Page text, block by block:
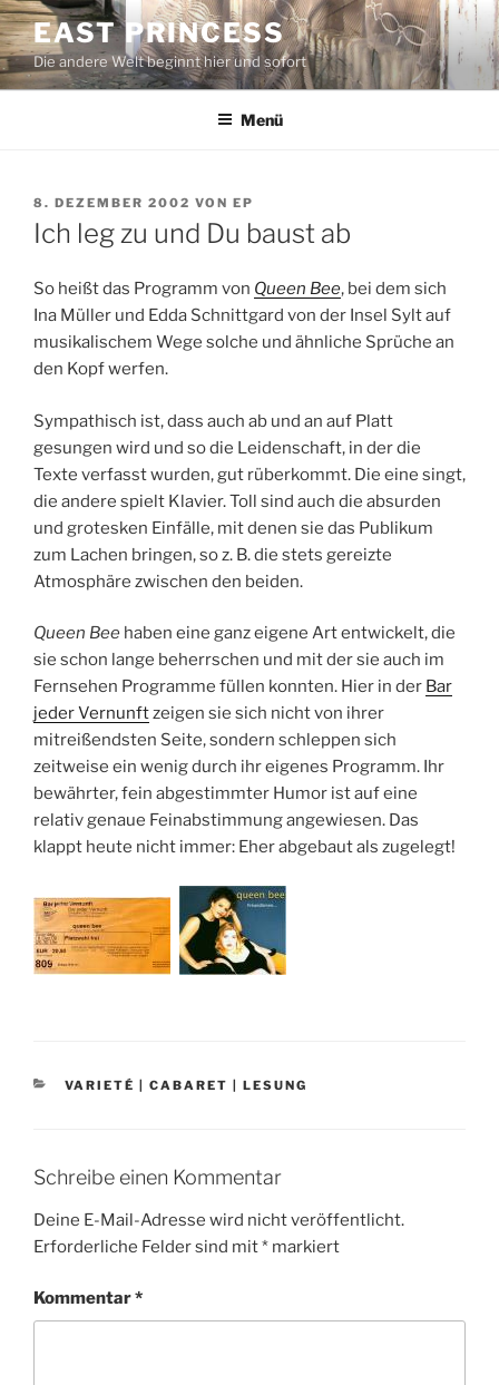
Zum
Inhalt
springen
EAST PRINCESS
Die andere Welt beginnt hier und sofort
Menü
VERÖFFENTLICHT
AM
8. DEZEMBER 2002 VON EP
Ich leg zu und Du baust ab
So heißt das Programm von Queen Bee, bei dem sich
Ina Müller und Edda Schnittgard von der Insel Sylt auf
musikalischem Wege solche und ähnliche Sprüche an
den Kopf werfen.
Sympathisch ist, dass auch ab und an auf Platt
gesungen wird und so die Leidenschaft, in der die
Texte verfasst wurden, gut rüberkommt. Die eine singt,
die andere spielt Klavier. Toll sind auch die absurden
und grotesken Einfälle, mit denen sie das Publikum
zum Lachen bringen, so z. B. die stets gereizte
Atmosphäre zwischen den beiden.
Queen Bee haben eine ganz eigene Art entwickelt, die
sie schon lange beherrschen und mit der sie auch im
Fernsehen Programme füllen konnten. Hier in der Bar
jeder Vernunftzeigen sie sich nicht von ihrer
mitreißendsten Seite, sondern schleppen sich
zeitweise ein wenig durch ihr eigenes Programm. Ihr
bewährter, fein abgestimmter Humor ist auf eine
relativ genaue Feinabstimmung angewiesen. Das
klappt heute nicht immer: Eher abgebaut als zugelegt!
KATEGORIEN
VARIETÉ | CABARET | LESUNG
Schreibe einen Kommentar
Deine E-Mail-Adresse wird nicht veröffentlicht.
Erforderliche Felder sind mit* markiert
Kommentar*